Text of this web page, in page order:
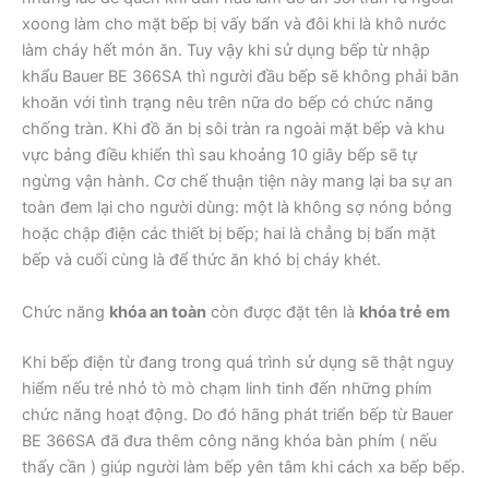
xoong làm cho mặt bếp bị vấy bẩn và đôi khi là khô nước
làm cháy hết món ăn. Tuy vậy khi sử dụng bếp từ nhập
khẩu Bauer BE 366SA thì người đầu bếp sẽ không phải băn
khoăn với tình trạng nêu trên nữa do bếp có chức năng
chống tràn. Khi đồ ăn bị sôi tràn ra ngoài mặt bếp và khu
vực bảng điều khiển thì sau khoảng 10 giây bếp sẽ tự
ngừng vận hành. Cơ chế thuận tiện này mang lại ba sự an
toàn đem lại cho người dùng: một là không sợ nóng bỏng
hoặc chập điện các thiết bị bếp; hai là chẳng bị bẩn mặt
bếp và cuối cùng là để thức ăn khó bị cháy khét.
Chức năng khóa an toàn còn được đặt tên là khóa trẻ em
Khi bếp điện từ đang trong quá trình sử dụng sẽ thật nguy
hiểm nếu trẻ nhỏ tò mò chạm linh tinh đến những phím
chức năng hoạt động. Do đó hãng phát triển bếp từ Bauer
BE 366SA đã đưa thêm công năng khóa bàn phím ( nếu
thấy cần ) giúp người làm bếp yên tâm khi cách xa bếp bếp.